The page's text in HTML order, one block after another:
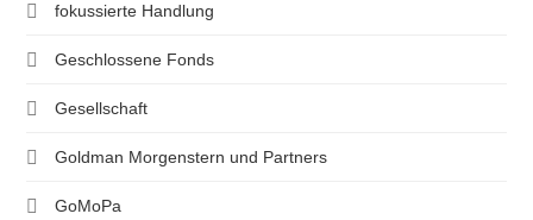
fokussierte Handlung
Geschlossene Fonds
Gesellschaft
Goldman Morgenstern und Partners
GoMoPa